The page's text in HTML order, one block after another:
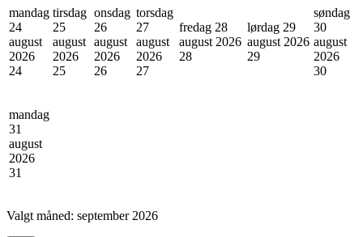
mandag
24
august
2026
24
tirsdag
25
august
2026
25
onsdag
26
august
2026
26
torsdag
27
august
2026
27
fredag 28
august 2026
28
lørdag 29
august 2026
29
søndag
30
august
2026
30
mandag
31
august
2026
31
Valgt måned: september 2026